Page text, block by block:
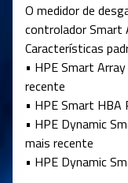
O medidor de
controlador Smart
Características
• HPE Smart
recente
• HPE Smart HBA
• HPE Dynamic
mais recente
• HPE Dynamic